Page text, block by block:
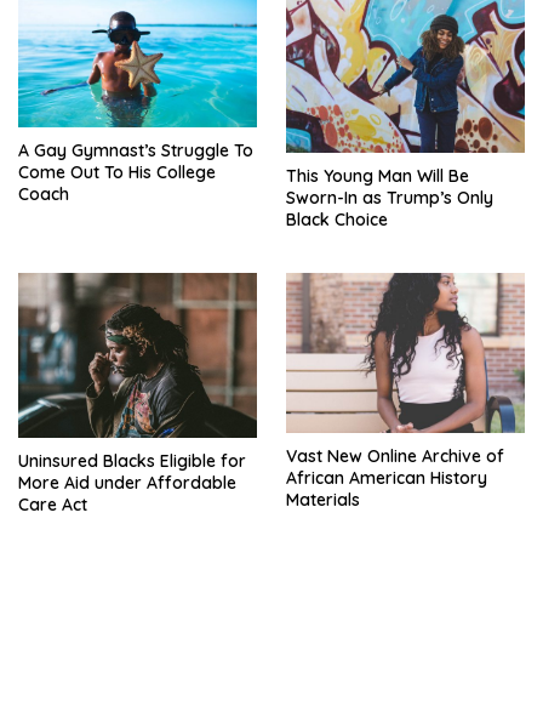
A Gay Gymnast’s Struggle To
Come Out To His College
Coach
This Young Man Will Be
Sworn-In as Trump’s Only
Black Choice
Uninsured Blacks Eligible for
More Aid under Affordable
Care Act
Vast New Online Archive of
African American History
Materials